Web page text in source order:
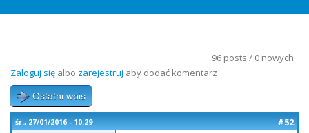
96 posts / 0 nowych
Zaloguj się albo zarejestruj aby dodać komentarz
Ostatni wpis
śr., 27/01/2016 - 10:29
#52